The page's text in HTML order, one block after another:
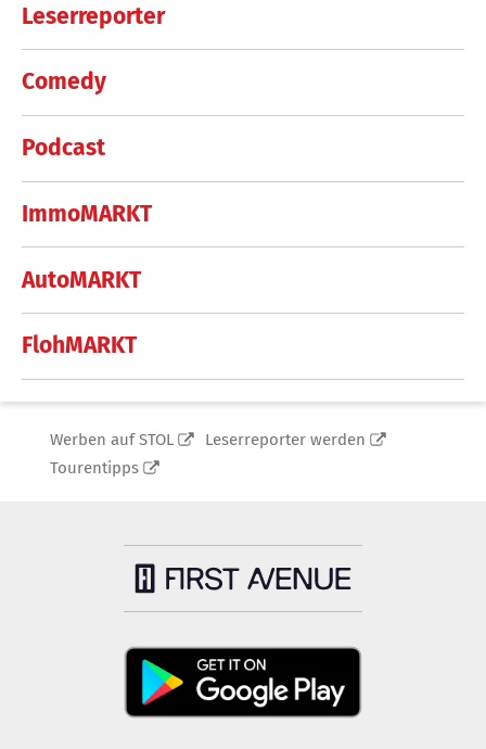
Leserreporter
Comedy
Podcast
ImmoMARKT
AutoMARKT
FlohMARKT
Werben auf STOL
Leserreporter werden
Tourentipps